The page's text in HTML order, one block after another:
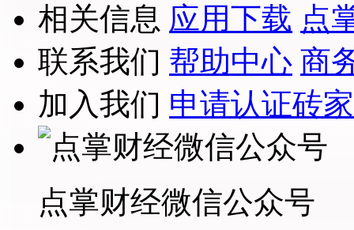
相关信息 应用下载 点
联系我们 帮助中心 商
加入我们 申请认证砖家
点掌财经微信公众号